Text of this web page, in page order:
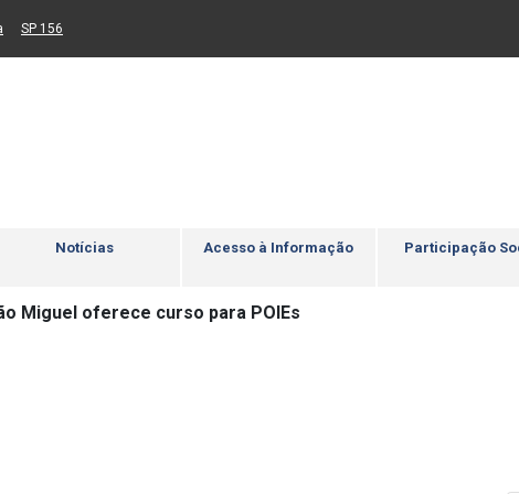
Ir para rodapé
(Link para um novo sítio)
SP 156
Notícias Acesso à Informação Participação
Miguel oferece curso para POIEs